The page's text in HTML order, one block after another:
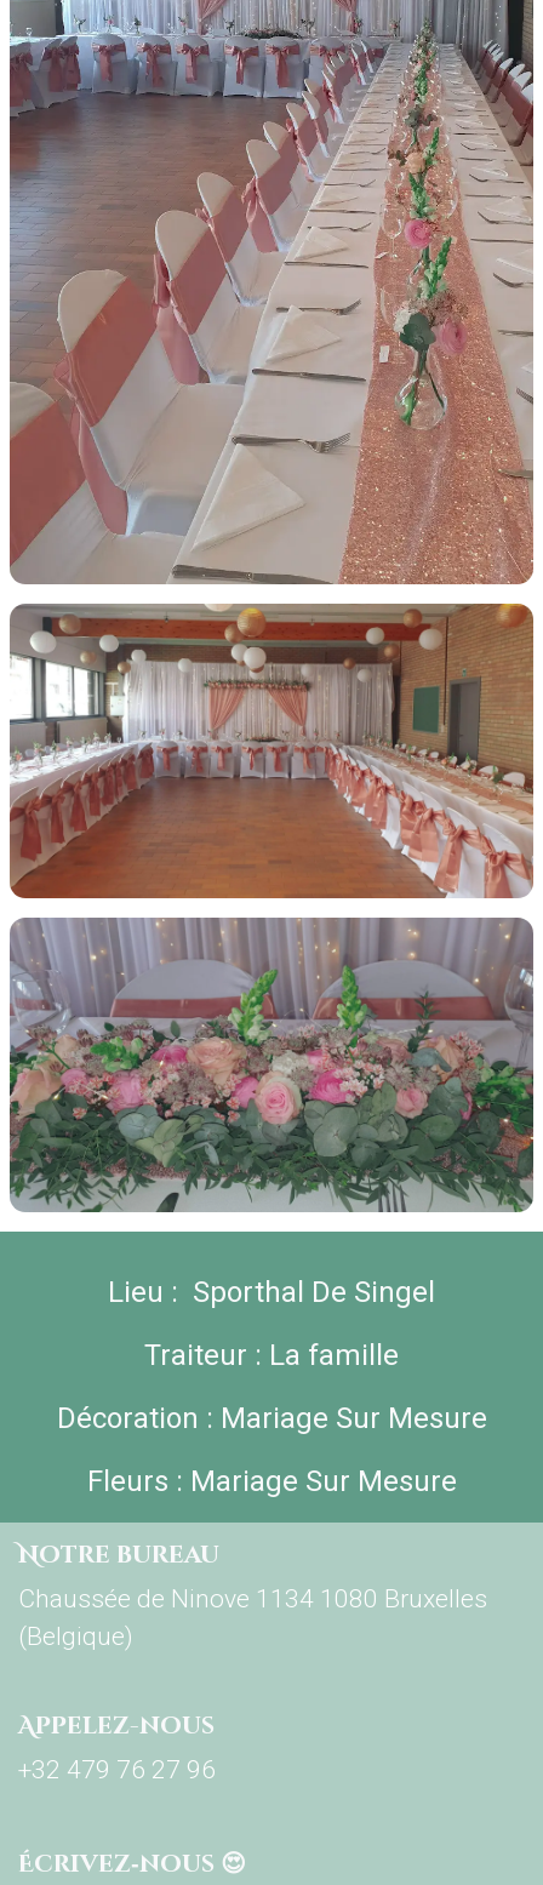
Lieu : Sporthal De Singel
Traiteur : La famille
Décoration : Mariage Sur Mesure
Fleurs : Mariage Sur Mesure
Notre bureau
Chaussée de Ninove 1134 1080 Bruxelles
(Belgique)
Appelez-nous
+32 479 76 27 96
Écrivez‑nous 😍